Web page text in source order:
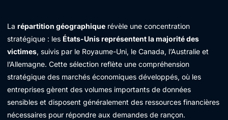
La répartition géographique révèle une concentration
stratégique : les États-Unis représentent la majorité des
victimes, suivis par le Royaume-Uni, le Canada, l’Australie et
l’Allemagne. Cette sélection reflète une compréhension
stratégique des marchés économiques développés, où les
entreprises gèrent des volumes importants de données
sensibles et disposent généralement des ressources financières
nécessaires pour répondre aux demandes de rançon.